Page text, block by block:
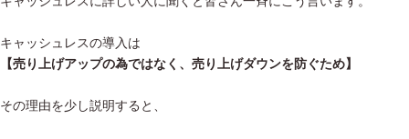
キャッシュレスの導入は
【売り上げアップの為ではなく、売り上げダウンを防ぐため】
その理由を少し説明すると、